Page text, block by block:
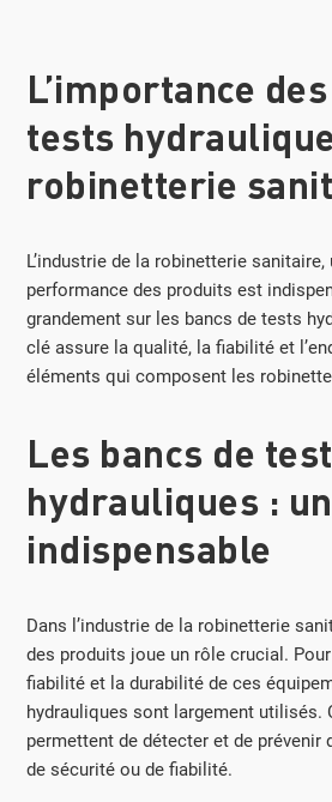
L’importance
tests
robinetterie
L’industrie de la robinetterie
performance des produits est
grandement sur les bancs de tests
clé assure la qualité, la fiabilité et
éléments qui composent les
Les bancs de test
hydrauliques :
indispensable
Dans l’industrie de la robinetterie
des produits joue un rôle crucial.
fiabilité et la durabilité de ces
hydrauliques sont largement utilisés.
permettent de détecter et de prévenir
de sécurité ou de fiabilité.